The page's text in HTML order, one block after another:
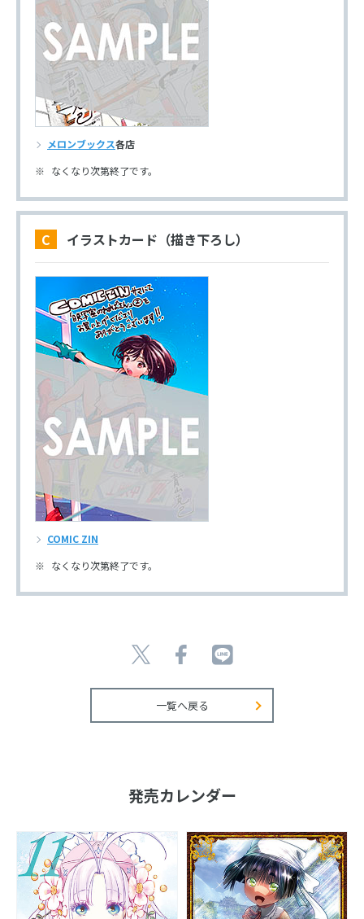
メロンブックス各店
なくなり次第終了です。
C イラストカード（描き下ろし）
COMIC ZIN
なくなり次第終了です。
一覧へ戻る
発売カレンダー